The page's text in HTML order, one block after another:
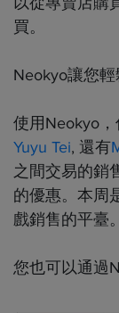
買。
Neokyo讓您
使用Neokyo，
Yuyu Tei, 還有
之間交易的銷
的優惠。本周
戲銷售的平臺。
您也可以通過